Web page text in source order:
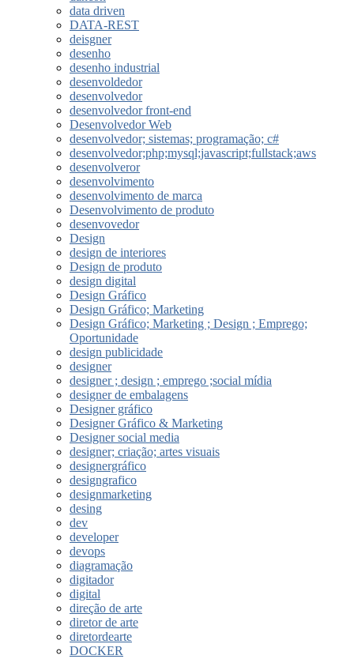
data driven
DATA-REST
deisgner
desenho
desenho industrial
desenvoldedor
desenvolvedor
desenvolvedor front-end
Desenvolvedor Web
desenvolvedor; sistemas; programação; c#
desenvolvedor;php;mysql;javascript;fullstack;aws
desenvolveror
desenvolvimento
desenvolvimento de marca
Desenvolvimento de produto
desenvovedor
Design
design de interiores
Design de produto
design digital
Design Gráfico
Design Gráfico; Marketing
Design Gráfico; Marketing ; Design ; Emprego;
Oportunidade
design publicidade
designer
designer ; design ; emprego ;social mídia
designer de embalagens
Designer gráfico
Designer Gráfico & Marketing
Designer social media
designer; criação; artes visuais
designergráfico
designgrafico
designmarketing
desing
dev
developer
devops
diagramação
digitador
digital
direção de arte
diretor de arte
diretordearte
DOCKER